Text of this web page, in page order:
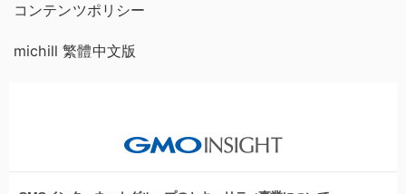
コンテンツポリシー
michill 繁體中文版